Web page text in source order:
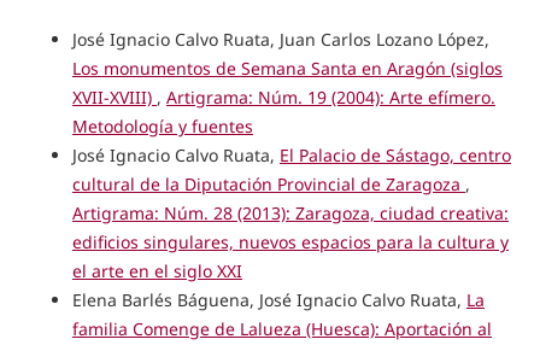
José Ignacio Calvo Ruata, Juan Carlos Lozano López,
Los monumentos de Semana Santa en Aragón (siglos
XVII-XVIII) , Artigrama: Núm. 19 (2004): Arte efímero.
Metodología y fuentes
José Ignacio Calvo Ruata, El Palacio de Sástago, centro
cultural de la Diputación Provincial de Zaragoza ,
Artigrama: Núm. 28 (2013): Zaragoza, ciudad creativa:
edificios singulares, nuevos espacios para la cultura y
el arte en el siglo XXI
Elena Barlés Báguena, José Ignacio Calvo Ruata, La
familia Comenge de Lalueza (Huesca): Aportación al